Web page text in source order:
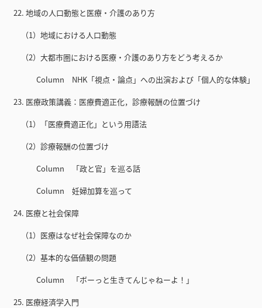
22. 地域の人口動態と医療・介護のあり方
（1）地域における人口動態
（2）大都市圏における医療・介護のあり方をどう考えるか
Column NHK「視点・論点」への出演および「個人的な体験」
23. 医療政策講義：医療費適正化，診療報酬の位置づけ
（1）「医療費適正化」という用語法
（2）診療報酬の位置づけ
Column 「政と官」を巡る話
Column 妊婦加算を巡って
24. 医療と社会保障
（1）医療はなぜ社会保障なのか
（2）基本的な価値観の問題
Column 「ボーっと生きてんじゃねーよ！」
25. 医療経済学入門